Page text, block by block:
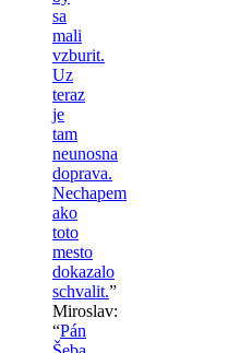
sa
mali
vzburit.
Uz
teraz
je
tam
neunosna
doprava.
Nechapem
ako
toto
mesto
dokazalo
schvalit.”
Miroslav:
“Pán